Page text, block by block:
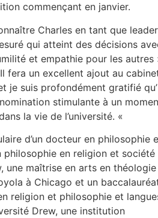
commençant en janvier.
Charles en tant que leader
qui atteint des décisions
et empathie pour les autres
fera un excellent ajout au
je suis profondément gratifié
stimulante à un
la vie de l’université. «
d’un docteur en philosophie
philosophie en religion et société
une maîtrise en arts en théologie
à Chicago et un
religion et philosophie et
Drew, une institution